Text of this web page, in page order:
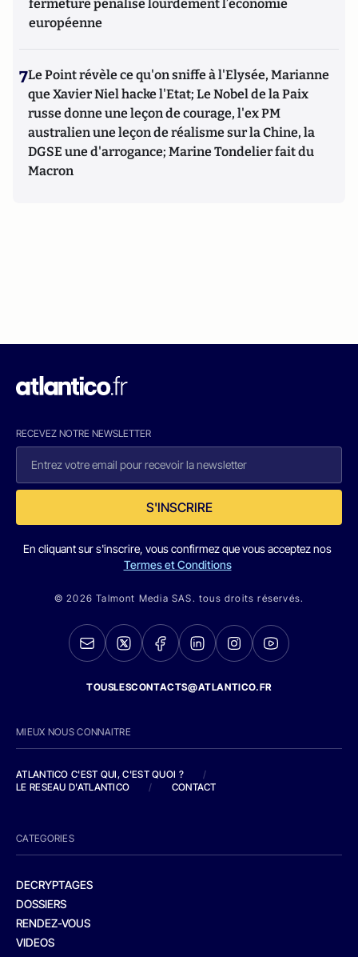
fermeture pénalise lourdement l’économie
européenne
7Le Point révèle ce qu'on sniffe à l'Elysée, Marianne
que Xavier Niel hacke l'Etat; Le Nobel de la Paix
russe donne une leçon de courage, l'ex PM
australien une leçon de réalisme sur la Chine, la
DGSE une d'arrogance; Marine Tondelier fait du
Macron
RECEVEZ NOTRE NEWSLETTER
S'INSCRIRE
En cliquant sur s'inscrire, vous confirmez que vous acceptez nos
Termes et Conditions
© 2026 Talmont Media SAS. tous droits réservés.
TOUSLESCONTACTS@ATLANTICO.FR
MIEUX NOUS CONNAITRE
ATLANTICO C'EST QUI, C'EST QUOI ?
/
LE RESEAU D'ATLANTICO
/ CONTACT
CATEGORIES
DECRYPTAGES
DOSSIERS
RENDEZ-VOUS
VIDEOS